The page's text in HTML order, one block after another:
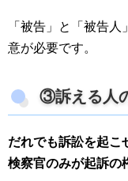
「被告」と「被告
意が必要です。
③訴える人
だれでも訴訟を起こ
検察官のみが起訴の